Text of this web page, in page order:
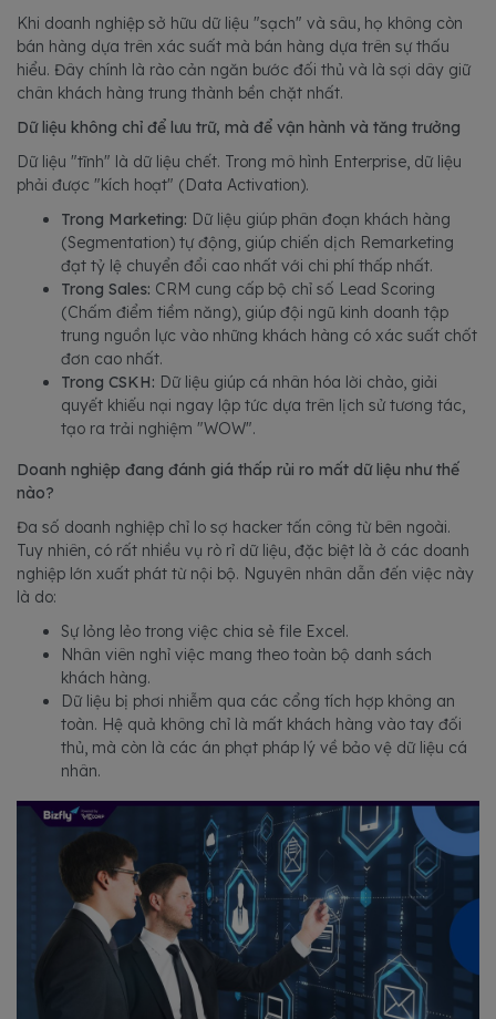
Khi doanh nghiệp sở hữu dữ liệu "sạch" và sâu, họ không còn
bán hàng dựa trên xác suất mà bán hàng dựa trên sự thấu
hiểu. Đây chính là rào cản ngăn bước đối thủ và là sợi dây giữ
chân khách hàng trung thành bền chặt nhất.
Dữ liệu không chỉ để lưu trữ, mà để vận hành và tăng trưởng
Dữ liệu "tĩnh" là dữ liệu chết. Trong mô hình Enterprise, dữ liệu
phải được "kích hoạt" (Data Activation).
Trong Marketing: Dữ liệu giúp phân đoạn khách hàng
(Segmentation) tự động, giúp chiến dịch Remarketing
đạt tỷ lệ chuyển đổi cao nhất với chi phí thấp nhất.
Trong Sales: CRM cung cấp bộ chỉ số Lead Scoring
(Chấm điểm tiềm năng), giúp đội ngũ kinh doanh tập
trung nguồn lực vào những khách hàng có xác suất chốt
đơn cao nhất.
Trong CSKH: Dữ liệu giúp cá nhân hóa lời chào, giải
quyết khiếu nại ngay lập tức dựa trên lịch sử tương tác,
tạo ra trải nghiệm "WOW".
Doanh nghiệp đang đánh giá thấp rủi ro mất dữ liệu như thế
nào?
Đa số doanh nghiệp chỉ lo sợ hacker tấn công từ bên ngoài.
Tuy nhiên, có rất nhiều vụ rò rỉ dữ liệu, đặc biệt là ở các doanh
nghiệp lớn xuất phát từ nội bộ. Nguyên nhân dẫn đến việc này
là do:
Sự lỏng lẻo trong việc chia sẻ file Excel.
Nhân viên nghỉ việc mang theo toàn bộ danh sách
khách hàng.
Dữ liệu bị phơi nhiễm qua các cổng tích hợp không an
toàn. Hệ quả không chỉ là mất khách hàng vào tay đối
thủ, mà còn là các án phạt pháp lý về bảo vệ dữ liệu cá
nhân.